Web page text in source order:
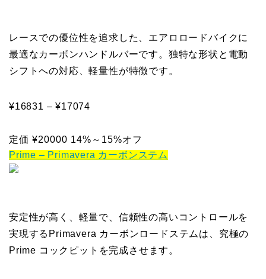
レースでの優位性を追求した、エアロロードバイクに
最適なカーボンハンドルバーです。独特な形状と電動
シフトへの対応、軽量性が特徴です。
¥16831 – ¥17074
定価 ¥20000 14%～15%オフ
Prime – Primavera カーボンステム
安定性が高く、軽量で、信頼性の高いコントロールを
実現するPrimavera カーボンロードステムは、究極の
Prime コックピットを完成させます。